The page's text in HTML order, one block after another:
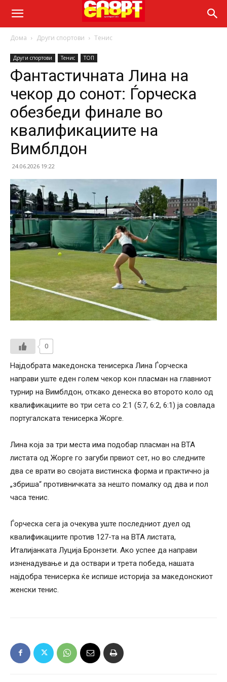
Дома Други спортови Тенис
Други спортови Тенис ТОП
Фантастичната Лина на
чекор до сонот: Ѓорческа
обезбеди финале во
квалификациите на
Вимблдон
24.06.2026 19:22
0
Најдобрата македонска тенисерка Лина Ѓорческа
направи уште еден голем чекор кон пласман на главниот
турнир на Вимблдон, откако денеска во второто коло од
квалификациите во три сета со 2:1 (5:7, 6:2, 6:1) ја совлада
португалската тенисерка Жорге.
Лина која за три места има подобар пласман на ВТА
листата од Жорге го загуби првиот сет, но во следните
два се врати во својата вистинска форма и практично ја
„збриша“ противничката за нешто помалку од два и пол
часа тенис.
Ѓорческа сега ја очекува уште последниот дуел од
квалификациите против 127-та на ВТА листата,
Италијанката Луција Бронзети. Ако успее да направи
изненадување и да оствари и трета победа, нашата
најдобра тенисерка ќе испише историја за македонскиот
женски тенис.